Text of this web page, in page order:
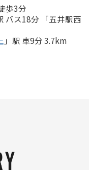
歩3分
バス18分 「五井駅西
」駅 車9分 3.7km